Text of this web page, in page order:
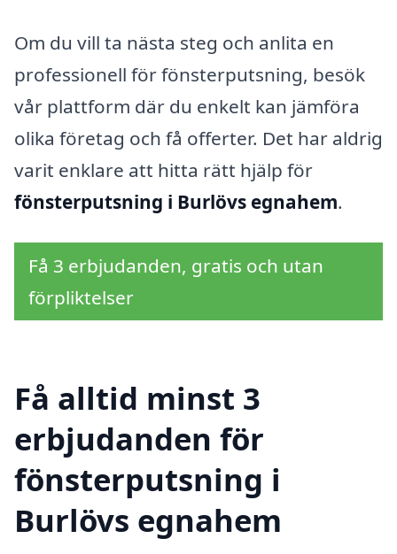
Om du vill ta nästa steg och anlita en
professionell för fönsterputsning, besök
vår plattform där du enkelt kan jämföra
olika företag och få offerter. Det har aldrig
varit enklare att hitta rätt hjälp för
fönsterputsning i Burlövs egnahem.
Få 3 erbjudanden, gratis och utan
förpliktelser
Få alltid minst 3
erbjudanden för
fönsterputsning i
Burlövs egnahem